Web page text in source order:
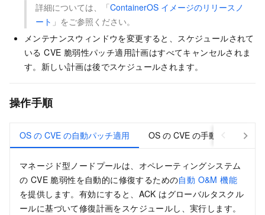
詳細については、「ContainerOS イメージのリリースノ
ート 」をご参照ください。
メンテナンスウィンドウを変更すると、スケジュールされて
いる CVE 脆弱性パッチ適用計画はすべてキャンセルされま
す。新しい計画は後でスケジュールされます。
操作手順
OS の CVE の自動パッチ適用 OS の CVE の手動パッチ適用
マネージド型ノードプールは、オペレーティングシステム
の CVE 脆弱性を自動的に修復するための自動 O&M 機能
を提供します。有効にすると、ACK はグローバルタスクル
ールに基づいて修復計画をスケジュールし、実行します。